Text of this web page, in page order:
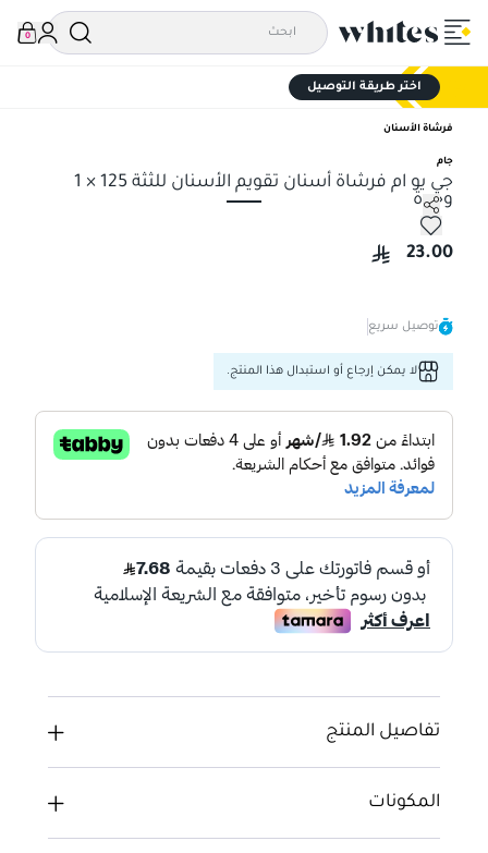
0
اختر طريقة التوصيل
فرشاة الأسنان
جام
جي يو ام فرشاة أسنان تقويم الأسنان للثثة 125 × 1
وحدة
جي يو ام فرشاة أسنان تقويم الأسنان للثثة 125 × 1 وحدة
23.00
توصيل سريع
لا يمكن إرجاع أو استبدال هذا المنتج.
تفاصيل المنتج
المكونات